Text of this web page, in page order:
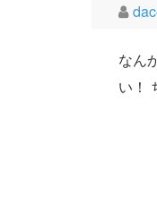
なん
い！